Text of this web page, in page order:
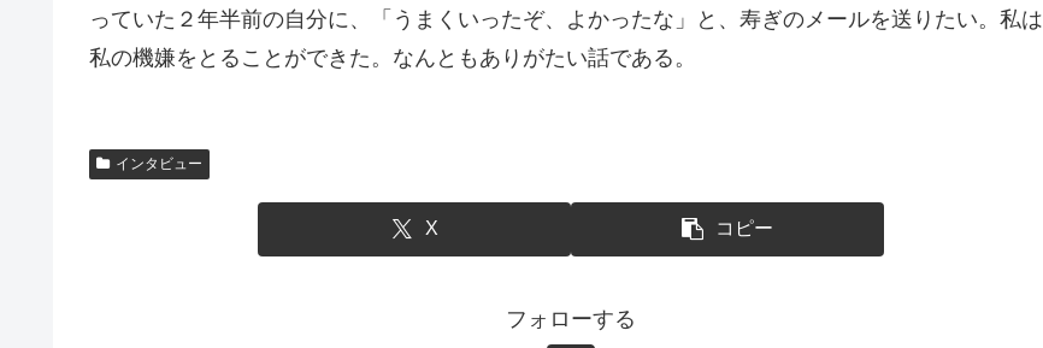
っていた２年半前の自分に、「うまくいったぞ、よかったな」と、寿ぎのメールを送りたい。私は
私の機嫌をとることができた。なんともありがたい話である。
インタビュー
X コピー
フォローする